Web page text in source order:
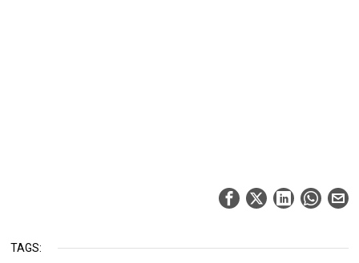
TAGS: